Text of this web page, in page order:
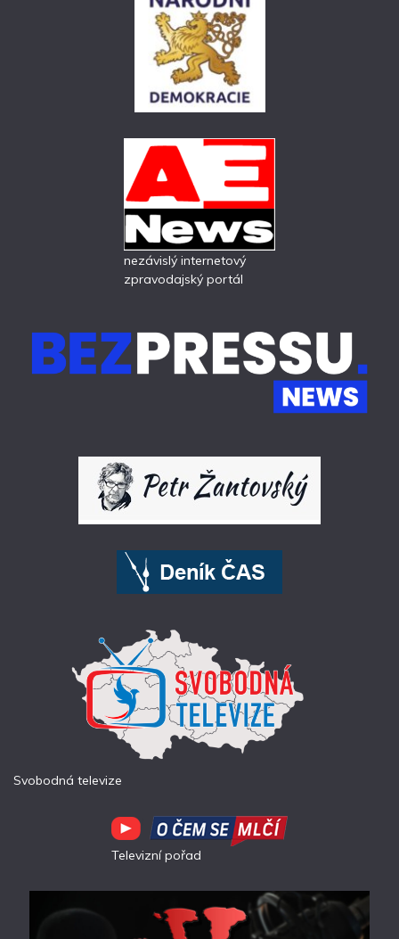
nezávislý internetový
zpravodajský portál
Svobodná televize
Televizní pořad